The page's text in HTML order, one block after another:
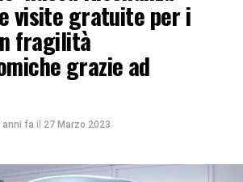
visite gratuite per i
fragilità
grazie ad
anni fa il 27 Marzo 2023